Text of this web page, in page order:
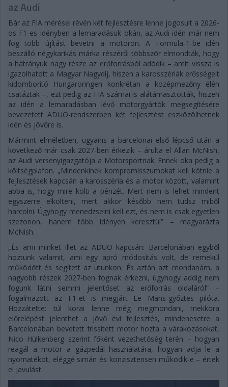
az Audi
Bár az FIA mérései révén két fejlesztésre lenne jogosult a 2026-
os F1-es idényben a lemaradásuk okán, az Audi idén már nem
fog több újítást bevetni a motoron. A Formula-1-be idén
beszálló négykarikás márka részéről többször elmondták, hogy
a hátrányuk nagy része az erőforrásból adódik – amit vissza is
igazolhatott a Magyar Nagydíj, hiszen a karosszériák erősségeit
kidomborító Hungaroringen konkrétan a középmezőny élén
csatáztak –, ezt pedig az FIA számai is alátámasztották, hiszen
az idén a lemaradásban lévő motorgyártók megsegítésére
bevezetett ADUO-rendszerben két fejlesztést eszközölhetnek
idén és jövőre is.
Mármint elméletben, ugyanis a barcelonai első lépcső után a
következő már csak 2027-ben érkezik – árulta el Allan McNish,
az Audi versenyigazgatója a Motorsportnak. Ennek oka pedig a
költségplafon. „Mindenkinek kompromisszumokat kell kötnie a
fejlesztések kapcsán a karosszéria és a motor között, valamint
abba is, hogy mire költi a pénzét. Mert nem is lehet mindent
egyszerre elkölteni, mert akkor később nem tudsz miből
harcolni. Úgyhogy menedzselni kell ezt, és nem is csak egyetlen
szezonon, hanem több idényen keresztül” – magyarázta
McNish.
„És ami minket illet az ADUO kapcsán: Barcelonában egyből
hoztunk valamit, ami egy apró módosítás volt, de remekül
működött és segített az utunkon. És aztán azt mondanám, a
nagyobb részek 2027-ben fognak érkezni, úgyhogy addig nem
fogunk látni semmi jelentőset az erőforrás oldaláról” –
fogalmazott az F1-et is megjárt Le Mans-győztes pilóta.
Hozzátette: túl korai lenne még megmondani, mekkora
előrelépést jelenthet a jövő évi fejlesztés, mindenesetre a
Barcelonában bevetett frissített motor hozta a várakozásokat,
Nico Hülkenberg szerint főként vezethetőség terén – hogyan
reagál a motor a gázpedál használatára, hogyan adja le a
nyomatékot, eléggé simán és konzisztensen működik-e – értek
el javulást.